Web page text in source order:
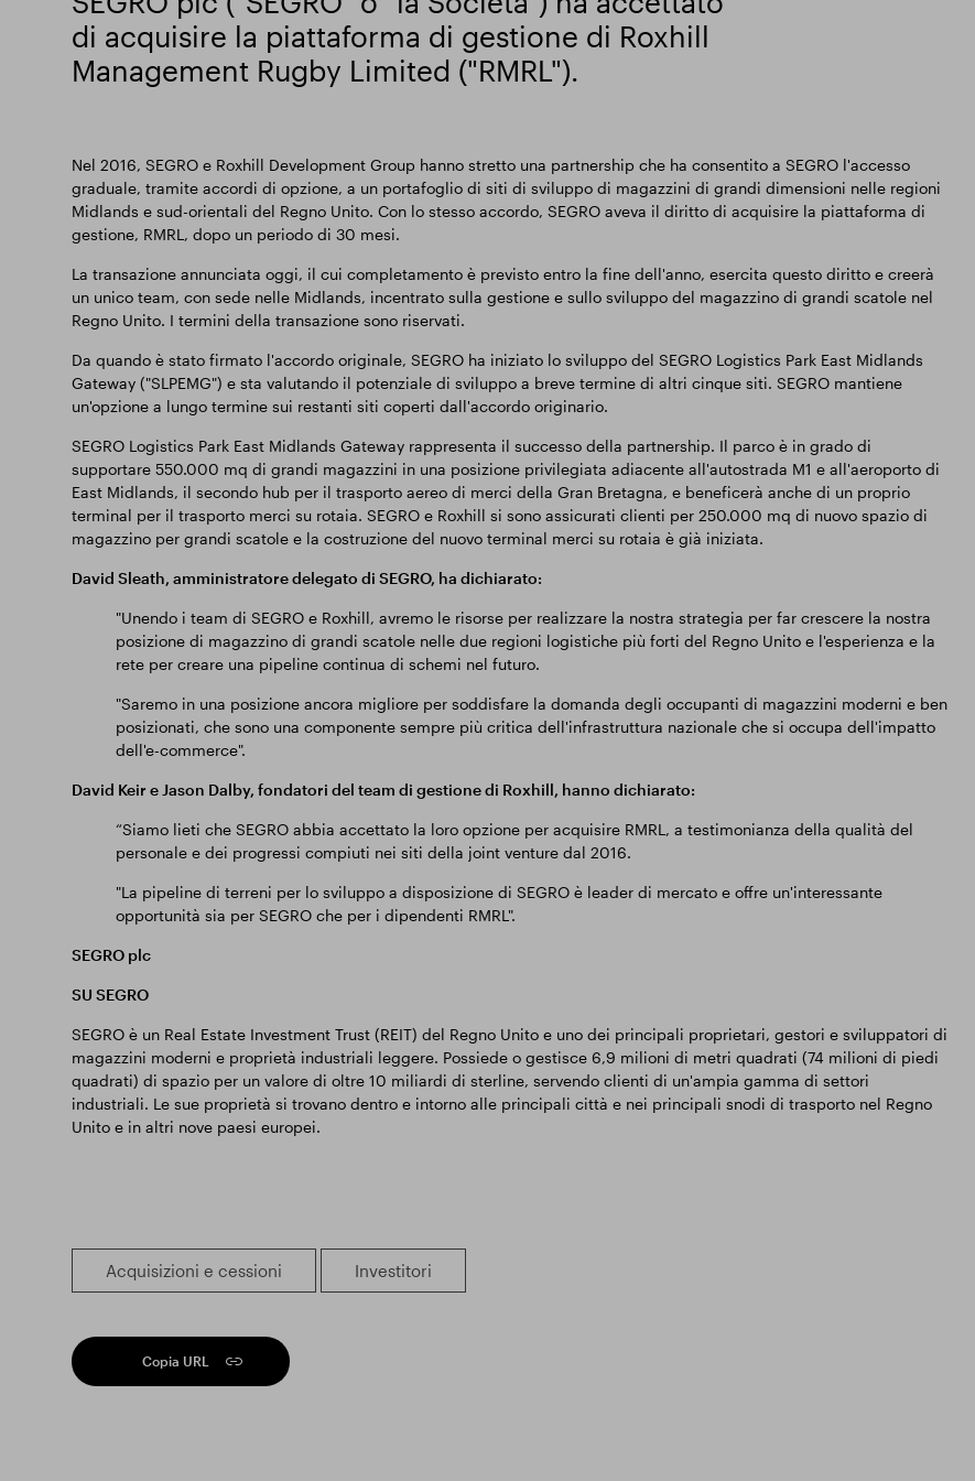
di acquisire la piattaforma di gestione di Roxhill
Management Rugby Limited ("RMRL").
Nel 2016, SEGRO e Roxhill Development Group hanno stretto una partnership che ha consentito a SEGRO l'accesso
graduale, tramite accordi di opzione, a un portafoglio di siti di sviluppo di magazzini di grandi dimensioni nelle regioni
Midlands e sud-orientali del Regno Unito. Con lo stesso accordo, SEGRO aveva il diritto di acquisire la piattaforma di
gestione, RMRL, dopo un periodo di 30 mesi.
La transazione annunciata oggi, il cui completamento è previsto entro la fine dell'anno, esercita questo diritto e creerà
un unico team, con sede nelle Midlands, incentrato sulla gestione e sullo sviluppo del magazzino di grandi scatole nel
Regno Unito. I termini della transazione sono riservati.
Da quando è stato firmato l'accordo originale, SEGRO ha iniziato lo sviluppo del SEGRO Logistics Park East Midlands
Gateway ("SLPEMG") e sta valutando il potenziale di sviluppo a breve termine di altri cinque siti. SEGRO mantiene
un'opzione a lungo termine sui restanti siti coperti dall'accordo originario.
SEGRO Logistics Park East Midlands Gateway rappresenta il successo della partnership. Il parco è in grado di
supportare 550.000 mq di grandi magazzini in una posizione privilegiata adiacente all'autostrada M1 e all'aeroporto di
East Midlands, il secondo hub per il trasporto aereo di merci della Gran Bretagna, e beneficerà anche di un proprio
terminal per il trasporto merci su rotaia. SEGRO e Roxhill si sono assicurati clienti per 250.000 mq di nuovo spazio di
magazzino per grandi scatole e la costruzione del nuovo terminal merci su rotaia è già iniziata.
David Sleath, amministratore delegato di SEGRO, ha dichiarato:
"Unendo i team di SEGRO e Roxhill, avremo le risorse per realizzare la nostra strategia per far crescere la nostra
posizione di magazzino di grandi scatole nelle due regioni logistiche più forti del Regno Unito e l'esperienza e la
rete per creare una pipeline continua di schemi nel futuro.
"Saremo in una posizione ancora migliore per soddisfare la domanda degli occupanti di magazzini moderni e ben
posizionati, che sono una componente sempre più critica dell'infrastruttura nazionale che si occupa dell'impatto
dell'e-commerce".
David Keir e Jason Dalby, fondatori del team di gestione di Roxhill, hanno dichiarato:
“Siamo lieti che SEGRO abbia accettato la loro opzione per acquisire RMRL, a testimonianza della qualità del
personale e dei progressi compiuti nei siti della joint venture dal 2016.
"La pipeline di terreni per lo sviluppo a disposizione di SEGRO è leader di mercato e offre un'interessante
opportunità sia per SEGRO che per i dipendenti RMRL".
SEGRO plc
SU SEGRO
SEGRO è un Real Estate Investment Trust (REIT) del Regno Unito e uno dei principali proprietari, gestori e sviluppatori di
magazzini moderni e proprietà industriali leggere. Possiede o gestisce 6,9 milioni di metri quadrati (74 milioni di piedi
quadrati) di spazio per un valore di oltre 10 miliardi di sterline, servendo clienti di un'ampia gamma di settori
industriali. Le sue proprietà si trovano dentro e intorno alle principali città e nei principali snodi di trasporto nel Regno
Unito e in altri nove paesi europei.
Acquisizioni e cessioni Investitori
Copia URL